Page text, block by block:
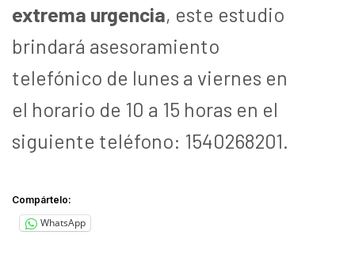
extrema urgencia, este estudio
brindará asesoramiento
telefónico de lunes a viernes en
el horario de 10 a 15 horas en el
siguiente teléfono: 1540268201.
Compártelo:
WhatsApp